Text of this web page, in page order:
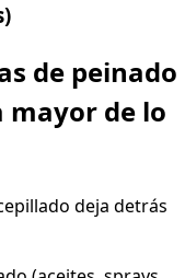
de peinado
mayor de lo
deja detrás